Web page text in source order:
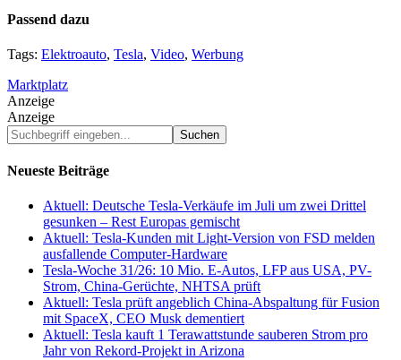
Passend dazu
Tags: Elektroauto, Tesla, Video, Werbung
Marktplatz
Anzeige
Anzeige
Suchbegriff
eingeben...
Neueste Beiträge
Aktuell: Deutsche Tesla-Verkäufe im Juli um zwei Drittel
gesunken – Rest Europas gemischt
Aktuell: Tesla-Kunden mit Light-Version von FSD melden
ausfallende Computer-Hardware
Tesla-Woche 31/26: 10 Mio. E-Autos, LFP aus USA, PV-
Strom, China-Gerüchte, NHTSA prüft
Aktuell: Tesla prüft angeblich China-Abspaltung für Fusion
mit SpaceX, CEO Musk dementiert
Aktuell: Tesla kauft 1 Terawattstunde sauberen Strom pro
Jahr von Rekord-Projekt in Arizona